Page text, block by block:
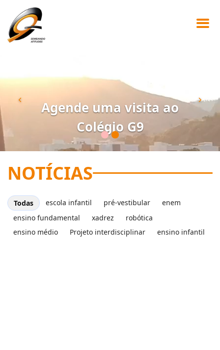
Agende uma visita ao
Colégio G9
Previous
NOTÍCIAS
Todas escola infantil pré-vestibular
enem
ensino fundamental
xadrez
robótica
ensino médio
Projeto interdisciplinar ensino infantil